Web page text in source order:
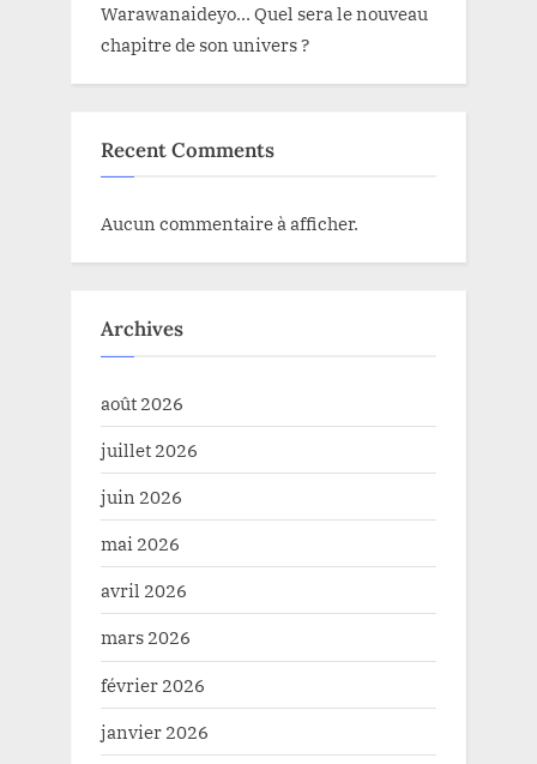
Warawanaideyo… Quel sera le nouveau
chapitre de son univers ?
Recent Comments
Aucun commentaire à afficher.
Archives
août 2026
juillet 2026
juin 2026
mai 2026
avril 2026
mars 2026
février 2026
janvier 2026